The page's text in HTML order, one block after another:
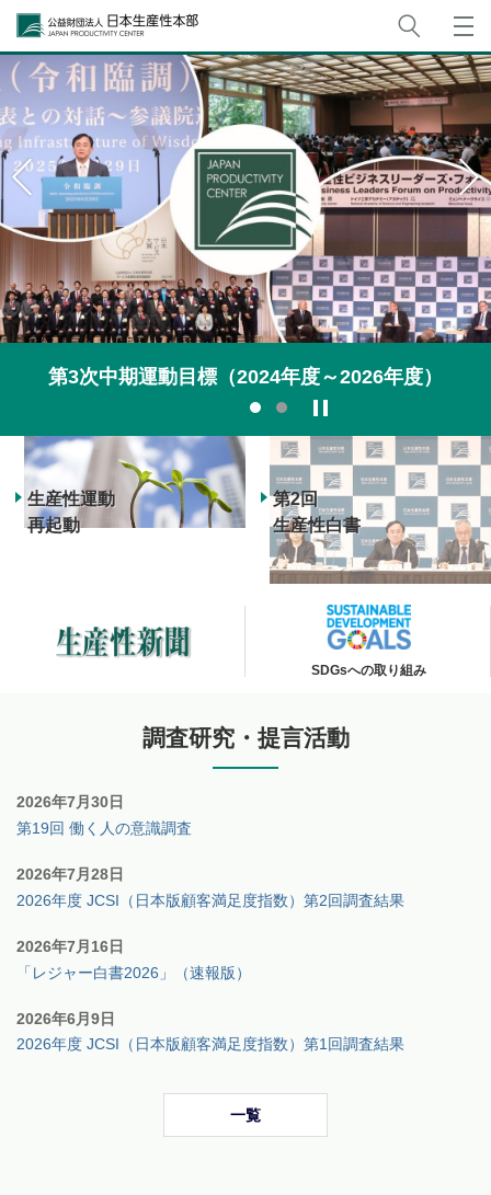
公益財団法人日本生産性本部
第3次中期運動目標（2024年度～2026年度）
生産性運動
再起動
第2回
生産性白書
SDGsへの取り組み
調査研究・提言活動
2026年7月30日
第19回 働く人の意識調査
2026年7月28日
2026年度 JCSI（日本版顧客満足度指数）第2回調査結果
2026年7月16日
「レジャー白書2026」（速報版）
2026年6月9日
2026年度 JCSI（日本版顧客満足度指数）第1回調査結果
一覧